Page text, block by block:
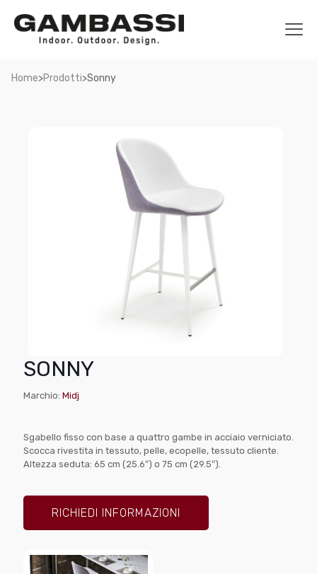
Home>Prodotti>Sonny
SONNY
Marchio: Midj
Sgabello fisso con base a quattro gambe in acciaio verniciato.
Scocca rivestita in tessuto, pelle, ecopelle, tessuto cliente.
Altezza seduta: 65 cm (25.6″) o 75 cm (29.5″).
RICHIEDI INFORMAZIONI